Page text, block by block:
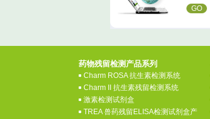
GO
药物残留检测产品系列
Charm ROSA 抗生素检测系统
Charm II 抗生素残留检测系统
激素检测试剂盒
TREA 兽药残留ELISA检测试剂盒产